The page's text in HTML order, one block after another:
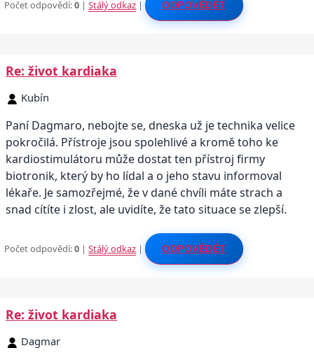
Počet odpovědí:0 |Stálý odkaz | ODPOVĚDĚT
Re: život kardiaka
Kubín
Paní Dagmaro, nebojte se, dneska už je technika velice
pokročilá. Přístroje jsou spolehlivé a kromě toho ke
kardiostimulátoru může dostat ten přístroj firmy
biotronik, který by ho lídal a o jeho stavu informoval
lékaře. Je samozřejmé, že v dané chvíli máte strach a
snad cítíte i zlost, ale uvidíte, že tato situace se zlepší.
Počet odpovědí:0 |Stálý odkaz | ODPOVĚDĚT
Re: život kardiaka
Dagmar